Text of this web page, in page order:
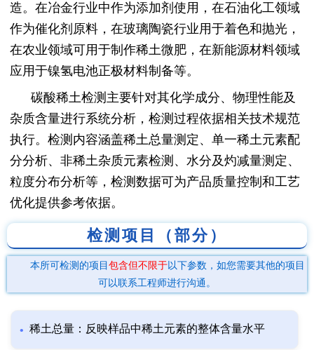
造。在冶金行业中作为添加剂使用，在石油化工领域
作为催化剂原料，在玻璃陶瓷行业用于着色和抛光，
在农业领域可用于制作稀土微肥，在新能源材料领域
应用于镍氢电池正极材料制备等。
碳酸稀土检测主要针对其化学成分、物理性能及
杂质含量进行系统分析，检测过程依据相关技术规范
执行。检测内容涵盖稀土总量测定、单一稀土元素配
分分析、非稀土杂质元素检测、水分及灼减量测定、
粒度分布分析等，检测数据可为产品质量控制和工艺
优化提供参考依据。
检测项目（部分）
本所可检测的项目 包含但不限于以下参数，如您需要其他的项目
可以联系工程师进行沟通。
稀土总量：反映样品中稀土元素的整体含量水平